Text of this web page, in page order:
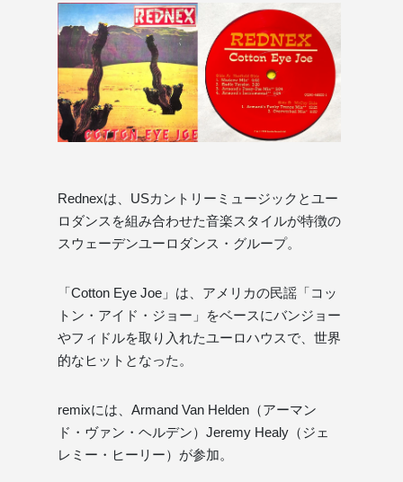
Rednexは、USカントリーミュージックとユー
ロダンスを組み合わせた音楽スタイルが特徴の
スウェーデンユーロダンス・グループ。
「Cotton Eye Joe」は、アメリカの民謡「コッ
トン・アイド・ジョー」をベースにバンジョー
やフィドルを取り入れたユーロハウスで、世界
的なヒットとなった。
remixには、Armand Van Helden（アーマン
ド・ヴァン・ヘルデン）Jeremy Healy（ジェ
レミー・ヒーリー）が参加。